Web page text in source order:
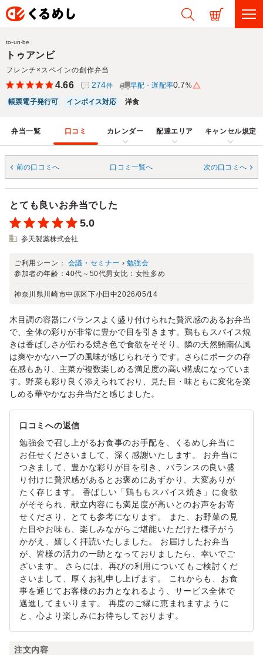
トゥアンビ
フレンチ×スペインの創作弁当
to-un-be
4.66 274件 早配・遅配率0.7%
帳票電子発行可
インボイス対応 洋食
弁当一覧 口コミ カレンダー 配達エリア キャンセル規定
前の口コミへ 口コミ一覧へ 次の口コミへ
とても良いお弁当でした
5.0
参天製薬株式会社
ご利用シーン： 会議・セミナー › 勉強会
参加者の年齢：40代～50代男女比： 女性多め
神奈川県川崎市中原区下小田中2026/05/14
木目調の容器にバランスよく盛り付けられた贅沢感のあるお弁当
で、全体の彩りが非常に豊かで目を引きます。鶏ももスパイス焼
きは香ばしさが伝わる焼き色で食欲をそそり、隣の天然鮪南仏風
は爽やかなハーブの風味が感じられそうです。さらにポークの存
在感もあり、主菜が複数楽しめる満足度の高い構成になっていま
す。野菜も彩り良く添えられており、見た目・味ともに変化を楽
しめる華やかなお弁当だと感じました。
口コミへの返信
勉強会で召し上がるお食事のお手配を、くるめし弁当に
お任せくださいまして、深く感謝いたします。 お弁当に
つきまして、豊かな彩りが目を引き、バランスの良い盛
り付けに贅沢感があるとお褒めにあずかり、大変ありが
たく存じます。 香ばしい「鶏ももスパイス焼き」に食欲
がそそられ、献立内容にも満足度が高いとのお声をお寄
せくださり、とても参考になります。 また、お野菜の見
た目やお味も、楽しみながらご堪能いただけた様子がう
かがえ、嬉しく拝読いたしました。 お届けしたお弁当
が、皆様の活力の一助となっておりましたら、幸いでご
ざいます。 さらには、再びの利用についてもご検討くだ
さいまして、厚くお礼申し上げます。 これからも、お食
事を通じてお客様のお力となれるよう、サービス全体で
邁進してまいります。 再度のご縁に恵まれますように
と、心より楽しみにお待ちしております。
注文内容